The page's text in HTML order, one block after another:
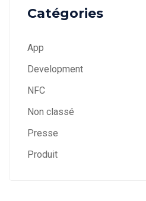
Catégories
App
Development
NFC
Non classé
Presse
Produit